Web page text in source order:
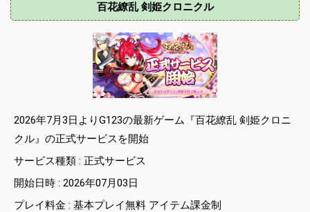
百花繚乱 剣姫クロニクル
2026年7月3日よりG123の最新ゲーム『百花繚乱 剣姫クロニ
クル』の正式サービスを開始
サービス種類 : 正式サービス
開始日時 : 2026年07月03日
プレイ料金 : 基本プレイ無料 アイテム課金制